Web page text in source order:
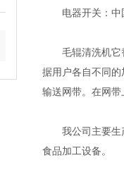
电器开关：中
毛辊清洗机它替
据用户各自不同
输送网带。在网
我公司主要生产
食品加工设备。